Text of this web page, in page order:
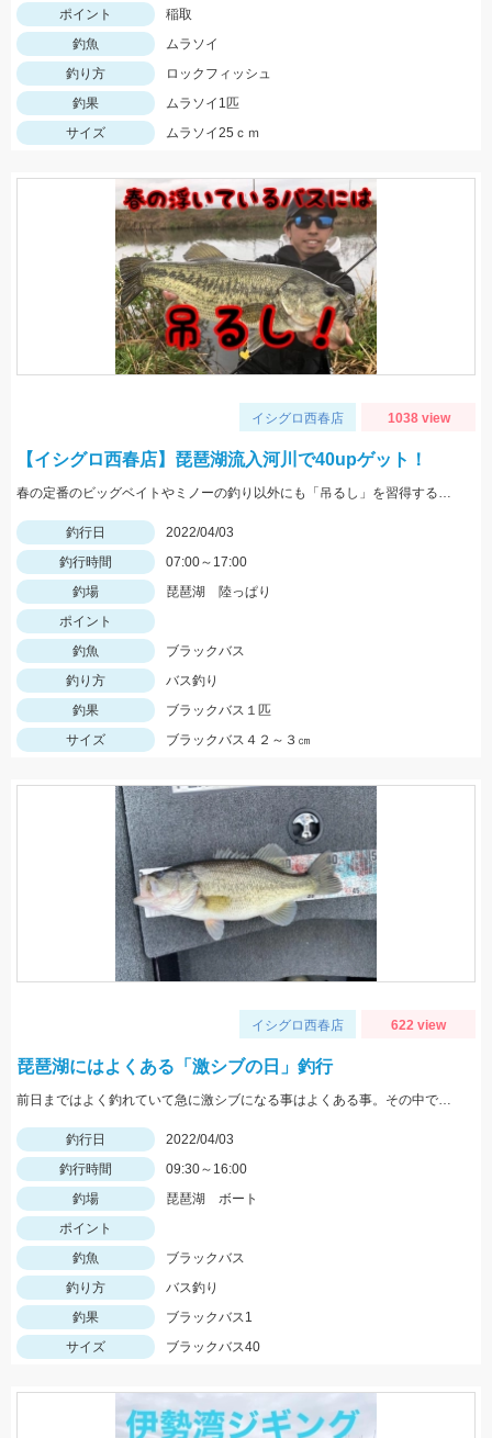
ポイント
稲取
釣魚
ムラソイ
釣り方
ロックフィッシュ
釣果
ムラソイ1匹
サイズ
ムラソイ25ｃｍ
イシグロ西春店 1038 view
【イシグロ西春店】琵琶湖流入河川で40upゲット！
春の定番のビッグベイトやミノーの釣り以外にも「吊るし」を習得すると魚に触りやすくなりますよ！
釣行日
2022/04/03
釣行時間
07:00～17:00
釣場
琵琶湖 陸っぱり
ポイント
釣魚
ブラックバス
釣り方
バス釣り
釣果
ブラックバス１匹
サイズ
ブラックバス４２～３㎝
イシグロ西春店 622 view
琵琶湖にはよくある「激シブの日」釣行
前日まではよく釣れていて急に激シブになる事はよくある事。その中で出会えた魚はうれしいですね♪
釣行日
2022/04/03
釣行時間
09:30～16:00
釣場
琵琶湖 ボート
ポイント
釣魚
ブラックバス
釣り方
バス釣り
釣果
ブラックバス1
サイズ
ブラックバス40